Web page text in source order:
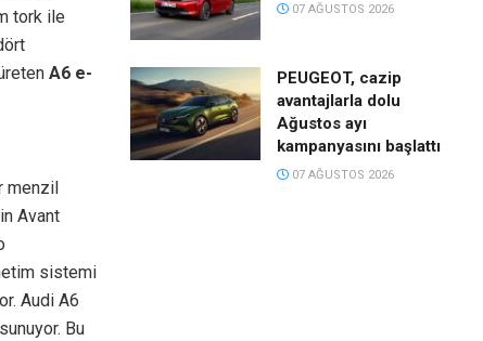
tork ile
A6 e-
menzil
Avant
sistemi
Audi A6
Bu
07 AĞUSTOS 2026
PEUGEOT, cazip
avantajlarla dolu
Ağustos ayı
kampanyasını başlattı
07 AĞUSTOS 2026